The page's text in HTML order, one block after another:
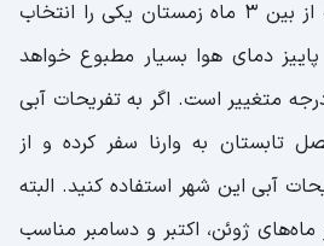
وارنا سفر کنید بهتر است از بین 3 ماه زمستان یکی را انتخاب
دمای هوا بسیار مطبوع خواهد
و دما بین 12 تا 28 درجه متغییر است. اگر به تفریحات آبی
تابستان به وارنا سفر کرده و از
آبی این شهر استفاده کنید. البته
ماه‌های ژوئن، اکتبر و دسامبر مناسب